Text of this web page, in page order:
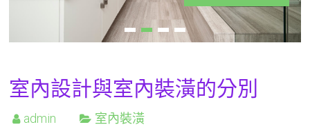
室內設計與室內裝潢的分別
admin 室內裝潢